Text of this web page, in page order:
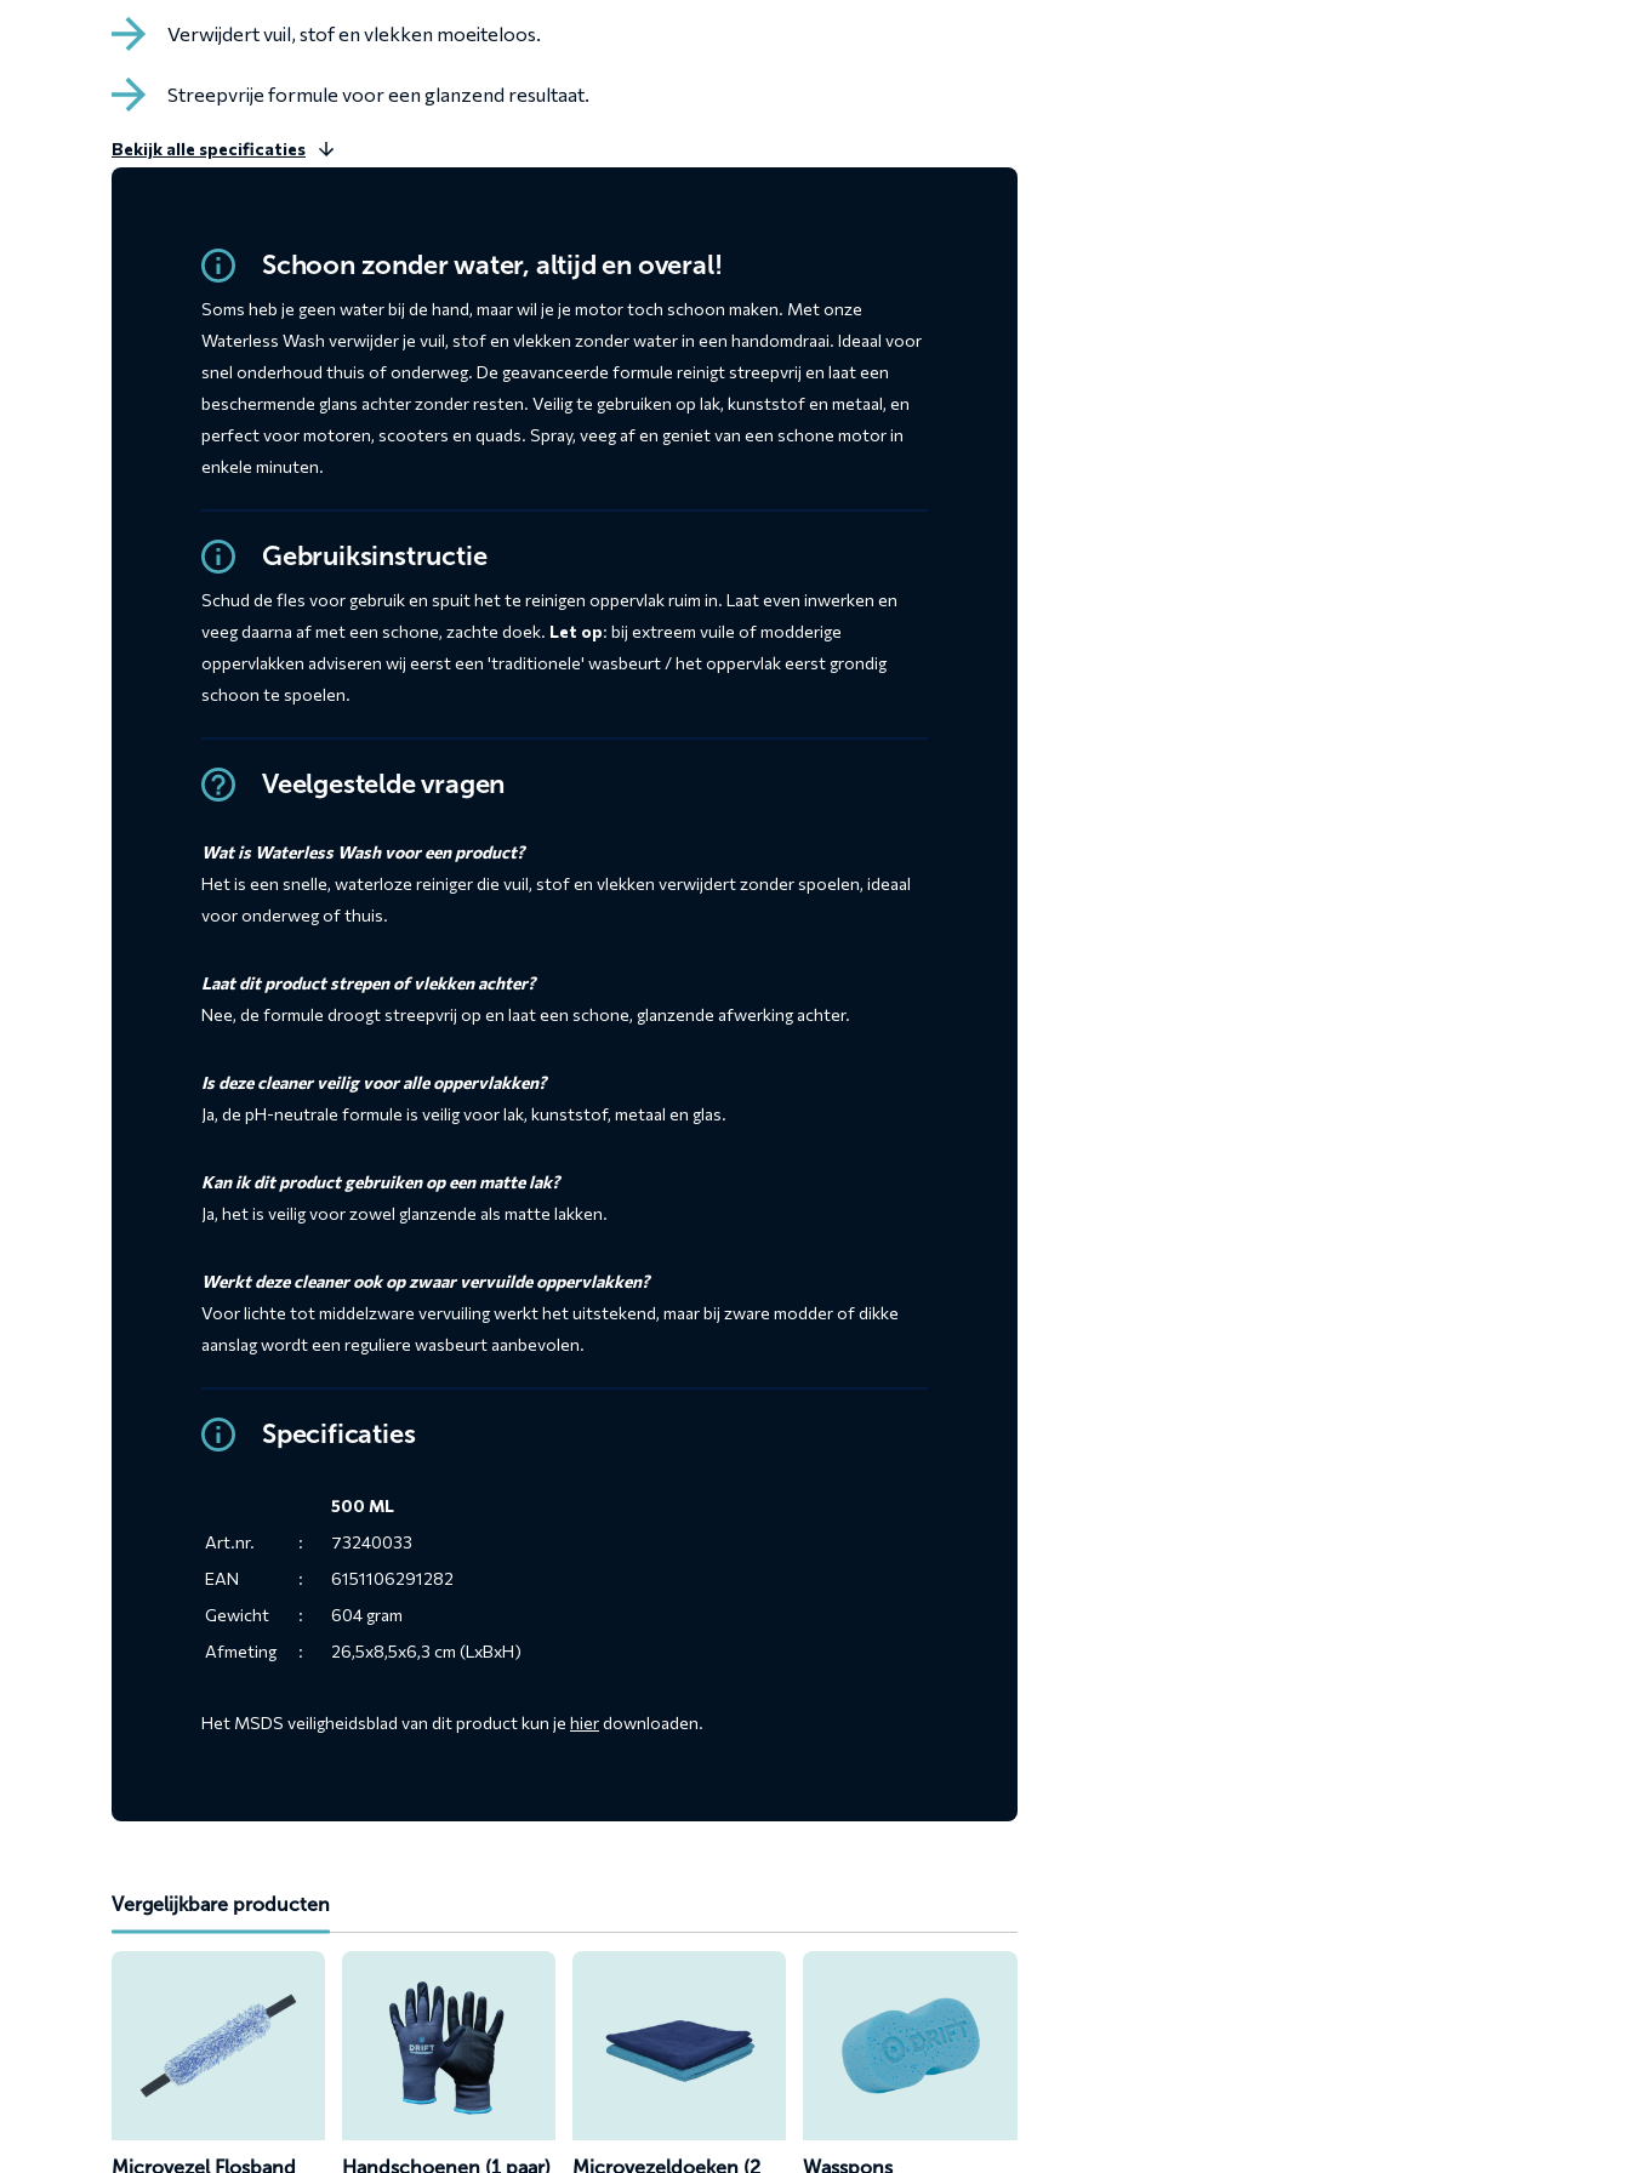
Verwijdert vuil, stof en vlekken moeiteloos.
Streepvrije formule voor een glanzend resultaat.
Bekijk alle specificaties
Schoon zonder water, altijd en overal!
Soms heb je geen water bij de hand, maar wil je je motor toch schoon maken. Met onze
Waterless Wash verwijder je vuil, stof en vlekken zonder water in een handomdraai. Ideaal voor
snel onderhoud thuis of onderweg. De geavanceerde formule reinigt streepvrij en laat een
beschermende glans achter zonder resten. Veilig te gebruiken op lak, kunststof en metaal, en
perfect voor motoren, scooters en quads. Spray, veeg af en geniet van een schone motor in
enkele minuten.
Gebruiksinstructie
Schud de fles voor gebruik en spuit het te reinigen oppervlak ruim in. Laat even inwerken en
veeg daarna af met een schone, zachte doek. Let op: bij extreem vuile of modderige
oppervlakken adviseren wij eerst een 'traditionele' wasbeurt / het oppervlak eerst grondig
schoon te spoelen.
Veelgestelde vragen
Wat is Waterless Wash voor een product?
Het is een snelle, waterloze reiniger die vuil, stof en vlekken verwijdert zonder spoelen, ideaal
voor onderweg of thuis.
Laat dit product strepen of vlekken achter?
Nee, de formule droogt streepvrij op en laat een schone, glanzende afwerking achter.
Is deze cleaner veilig voor alle oppervlakken?
Ja, de pH-neutrale formule is veilig voor lak, kunststof, metaal en glas.
Kan ik dit product gebruiken op een matte lak?
Ja, het is veilig voor zowel glanzende als matte lakken.
Werkt deze cleaner ook op zwaar vervuilde oppervlakken?
Voor lichte tot middelzware vervuiling werkt het uitstekend, maar bij zware modder of dikke
aanslag wordt een reguliere wasbeurt aanbevolen.
Specificaties
500 ML
Art.nr.
:
73240033
EAN
:
6151106291282
Gewicht
:
604 gram
Afmeting
: 26,5x8,5x6,3 cm (LxBxH)
Het MSDS veiligheidsblad van dit product kun je hierdownloaden.
Vergelijkbare producten
Lees
Microvezel
Flosband
Microvezel Flosband
Lees
Handschoenen
Handschoenen (1 paar)
Lees
over
Microvezeldoeken
Microvezeldoeken (2
Lees
Wasspons
Wasspons